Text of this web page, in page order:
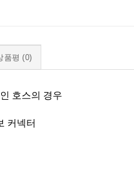
품평 (0)
호스의 경우
커넥터